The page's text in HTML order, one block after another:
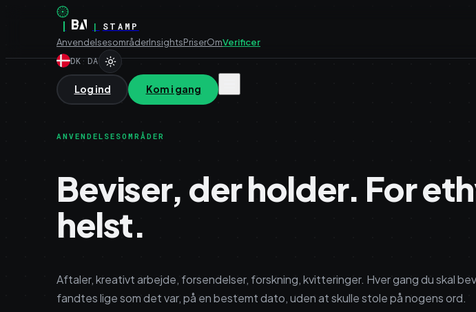
| |
STAMP
AnvendelsesområderInsightsPriserOmVerificer
DK·DA
Log ind Kom i gang
ANVENDELSESOMRÅDER
Beviser, der holder. For
helst.
Aftaler, kreativt arbejde, forsendelser, forskning, kvitteringer. Hver gang du skal
fandtes lige som det var, på en bestemt dato, uden at skulle stole på nogens ord.